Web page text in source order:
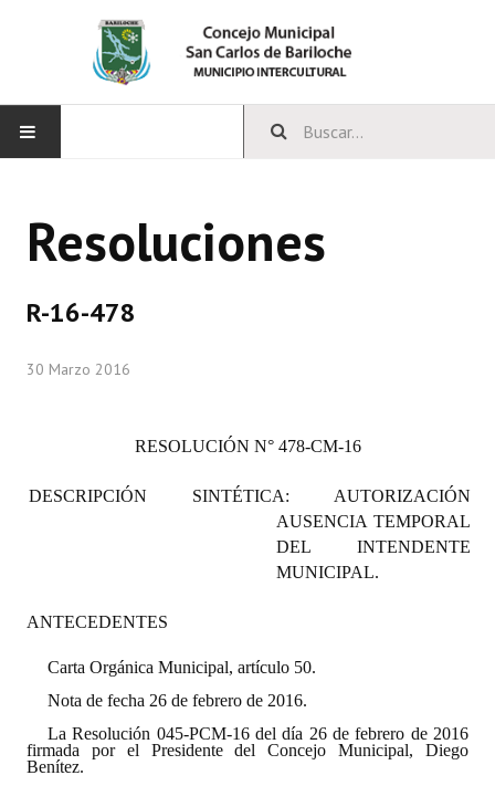
CONCEJO
Constitución Nacional
Constitución Provincial
Carta Orgánica 2007
Reglamento Interno
Resoluciones
R-16-478
30 Marzo 2016
RESOLUCIÓN N° 478-CM-16
DESCRIPCIÓN SINTÉTICA: AUTORIZACIÓN
AUSENCIA TEMPORAL
DEL INTENDENTE
MUNICIPAL.
ANTECEDENTES
Carta Orgánica Municipal, artículo 50.
Nota de fecha 26 de febrero de 2016.
La Resolución 045-PCM-16 del día 26 de febrero de 2016
firmada por el Presidente del Concejo Municipal, Diego
Benítez.